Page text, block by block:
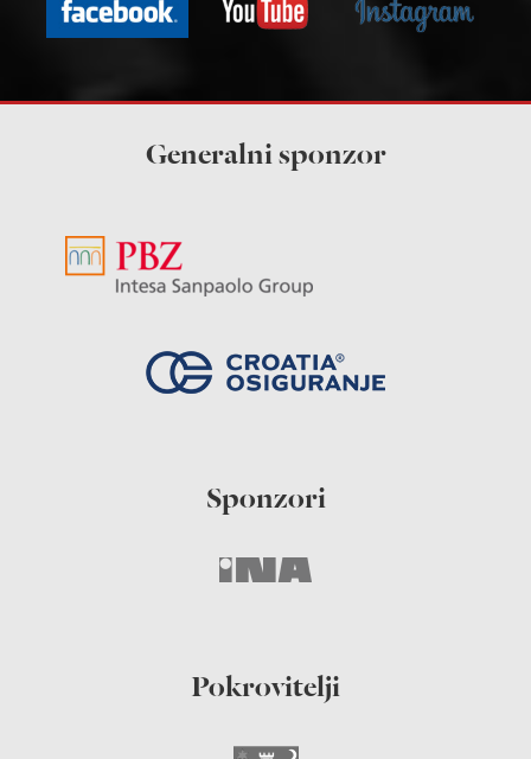
Generalni sponzor
Sponzori
Pokrovitelji